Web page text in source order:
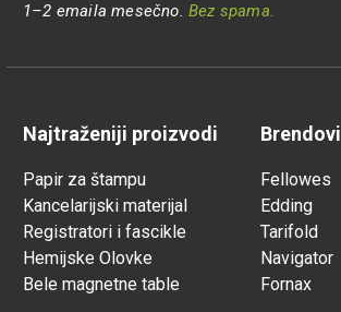
1–2 emaila mesečno. Bez spama.
Najtraženiji proizvodi
Papir za štampu
Kancelarijski materijal
Registratori i fascikle
Hemijske Olovke
Bele magnetne table
Brendovi
Fellowes
Edding
Tarifold
Navigator
Fornax